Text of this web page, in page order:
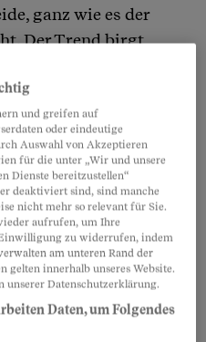
ganz wie es der
Der Trend birgt
Mutterkühe, die
durch Stiere, die ihre
Vor allem
sein (siehe
– wer zahlt?»).
und greifen auf
oder eindeutige
Auswahl von Akzeptieren
für die unter „Wir und unsere
Dienste bereitzustellen“
deaktiviert sind, sind manche
nicht mehr so relevant für Sie.
aufrufen, um Ihre
zu widerrufen, indem
am unteren Rand der
gelten innerhalb unseres Website.
unserer Datenschutzerklärung.
Daten, um Folgendes